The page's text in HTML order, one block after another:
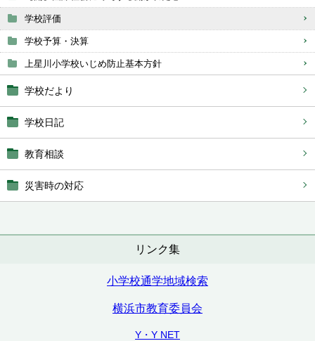
学校評価
学校予算・決算
上星川小学校いじめ防止基本方針
学校だより
学校日記
教育相談
災害時の対応
リンク集
小学校通学地域検索
横浜市教育委員会
Y・Y NET